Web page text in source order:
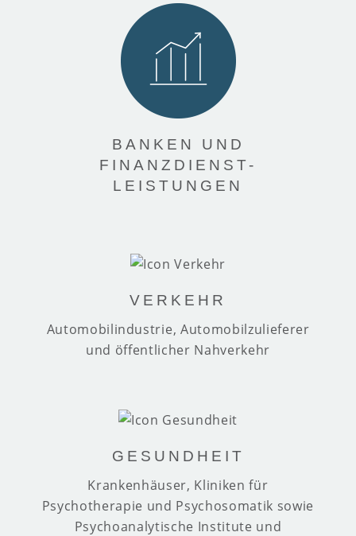
BANKEN UND
FINANZDIENST-
LEISTUNGEN
VERKEHR
Automobilindustrie, Automobilzulieferer
und öffentlicher Nahverkehr
GESUNDHEIT
Krankenhäuser, Kliniken für
Psychotherapie und Psychosomatik sowie
Psychoanalytische Institute und